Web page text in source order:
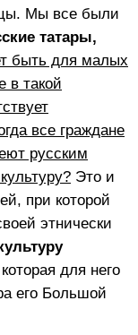
Мы все были
татары,
быть для малых
в такой
все граждане
русским
Это и
при которой
этнически
для него
его Большой